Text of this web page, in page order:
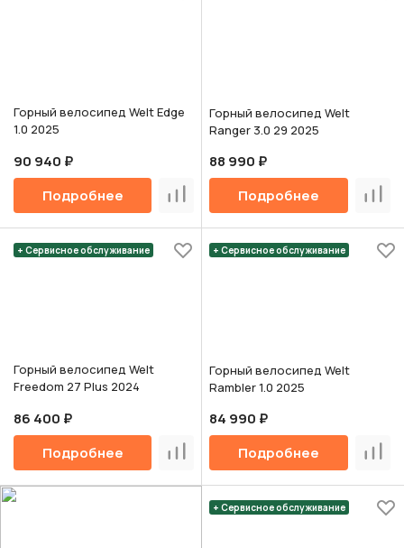
Горный велосипед Welt Edge
1.0 2025
90 940 ₽
Подробнее
Сравнить
Горный велосипед Welt
Ranger 3.0 29 2025
88 990 ₽
Подробнее
+ Сервисное обслуживание
Горный велосипед Welt
Freedom 27 Plus 2024
86 400 ₽
Подробнее
Сравнить
+ Сервисное обслуживание
Горный велосипед Welt
Rambler 1.0 2025
84 990 ₽
Подробнее
+ Сервисное обслуживание